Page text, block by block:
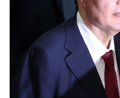
『Money1』
韓国･李在
『Money1』
韓国は「
だ。
『Money1』
『韓国銀
す」⇒「金を経由するド